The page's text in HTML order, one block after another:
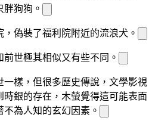
狗狗。
，偽裝了福利院附近的流浪犬。
世極其相似又有些不同。
樣，但很多歷史傳說，文學影視
銀的存在，木螢覺得這可能表面
不為人知的玄幻因素。